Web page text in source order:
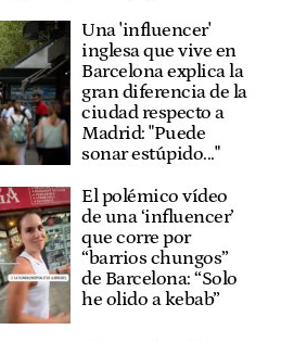
Una 'influencer'
inglesa que vive en
Barcelona explica la
gran diferencia de la
ciudad respecto a
Madrid: "Puede
sonar estúpido..."
El polémico vídeo
de una ‘influencer’
que corre por
“barrios chungos”
de Barcelona: “Solo
he olido a kebab”